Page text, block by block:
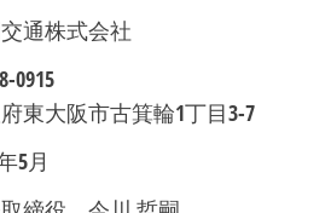
通株式会社
0915
東大阪市古箕輪1丁目3-7
5月